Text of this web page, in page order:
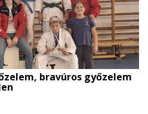
bravúros győzelem